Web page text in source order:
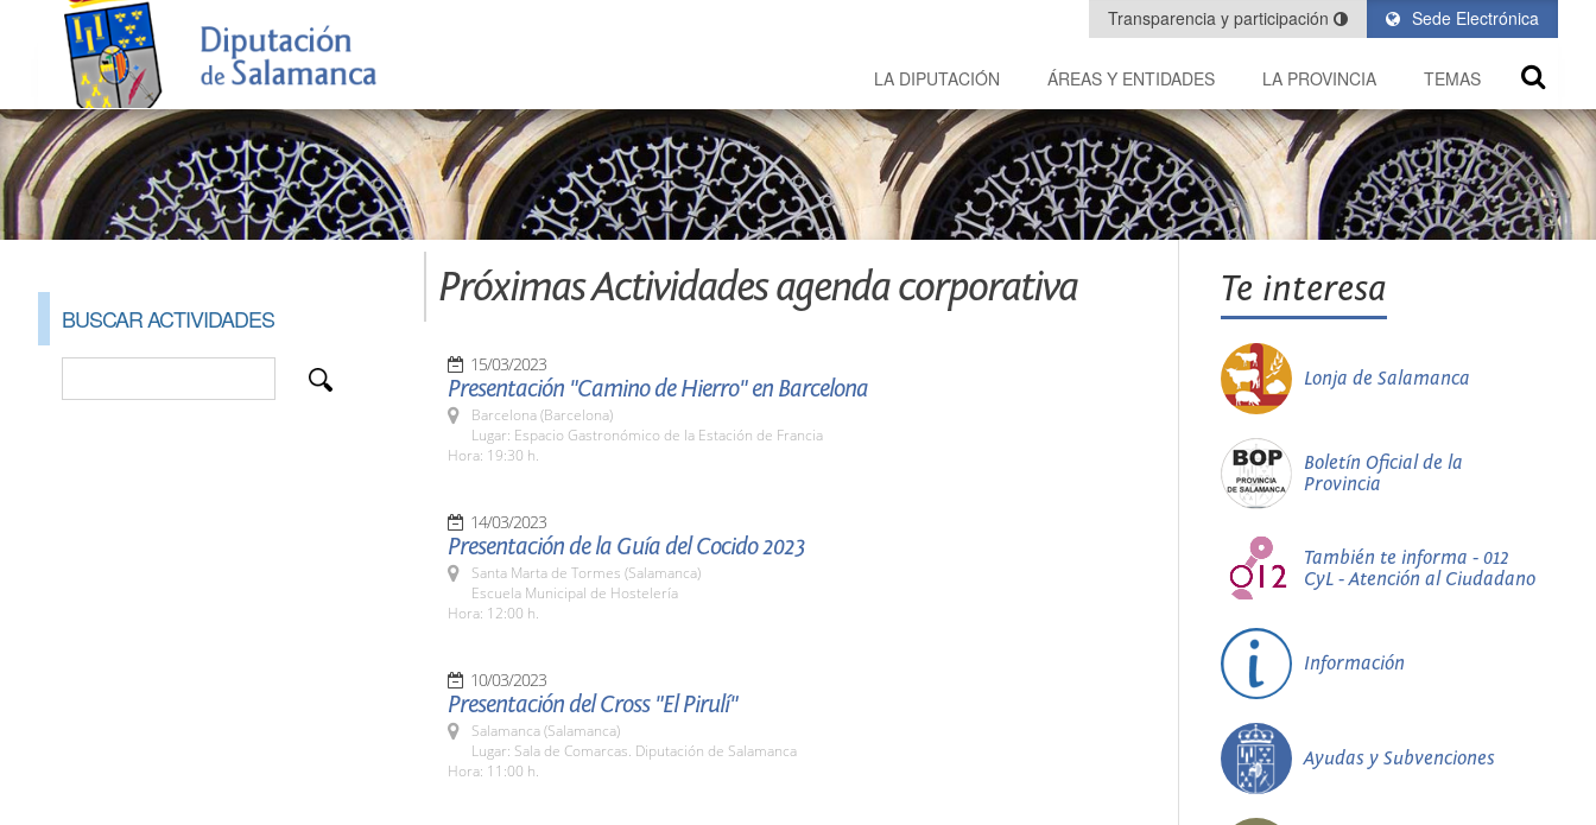
Sede Electrónica
Transparencia y participación
LA DIPUTACIÓN ÁREAS Y ENTIDADES LA PROVINCIA TEMAS
BUSCAR ACTIVIDADES
Próximas Actividades agenda corporativa
15/03/2023
Presentación "Camino de Hierro" en Barcelona
Barcelona (Barcelona)
Lugar: Espacio Gastronómico de la Estación de Francia
Hora: 19:30 h.
14/03/2023
Presentación de la Guía del Cocido 2023
Santa Marta de Tormes (Salamanca)
Escuela Municipal de Hostelería
Hora: 12:00 h.
10/03/2023
Presentación del Cross "El Pirulí"
Salamanca (Salamanca)
Lugar: Sala de Comarcas. Diputación de Salamanca
Hora: 11:00 h.
Te interesa
Lonja de Salamanca
Boletín Oficial de la
Provincia
También te informa - 012
CyL - Atención al Ciudadano
Información
Ayudas y Subvenciones